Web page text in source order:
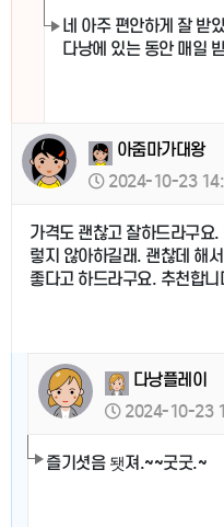
네 아주 편안하게 잘 받
다낭에 있는 동안 매일
아줌마가대왕
2024-10-23
가격도 괜찮고 잘하드라구요
렇지 않아하길래. 괜찮데 해
좋다고 하드라구요. 추천합니
다낭플레이
2024-10-23
즐기셧음 됏져.~~굿굿.~